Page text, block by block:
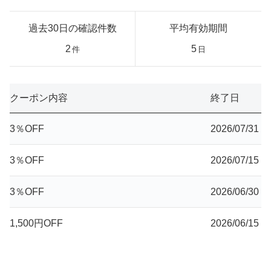
過去30日の確認件数
2 件
平均有効期間
5 日
クーポン内容 終了日
3％OFF 2026/07/31
3％OFF 2026/07/15
3％OFF 2026/06/30
1,500円OFF 2026/06/15